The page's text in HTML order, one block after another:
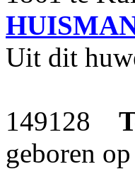
Uit dit
149128
geboren